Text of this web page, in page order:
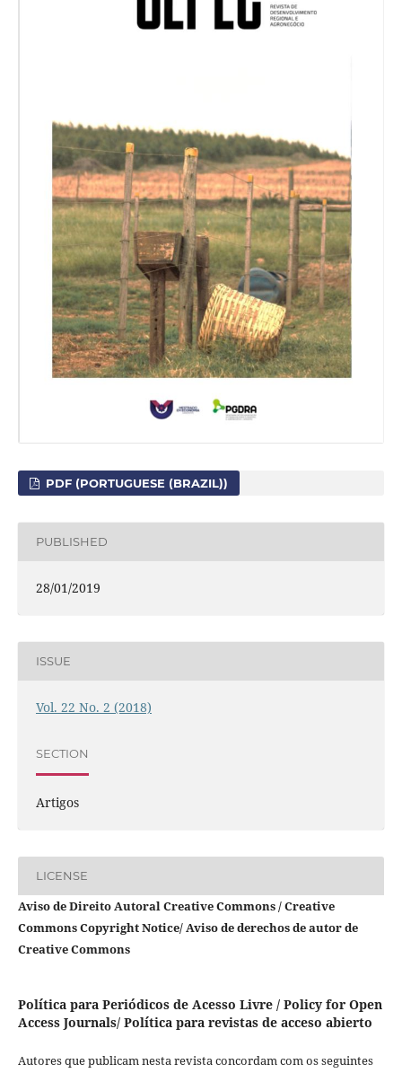
PDF (PORTUGUESE (BRAZIL))
PUBLISHED
28/01/2019
ISSUE
Vol. 22 No. 2 (2018)
SECTION
Artigos
LICENSE
Aviso de Direito Autoral Creative Commons / Creative
Commons Copyright Notice/ Aviso de derechos de autor de
Creative Commons
Política para Periódicos de Acesso Livre / Policy for Open
Access Journals/ Política para revistas de acceso abierto
Autores que publicam nesta revista concordam com os seguintes